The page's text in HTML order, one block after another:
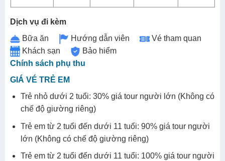
Dịch vụ đi kèm
Bữa ăn
Hướng dẫn viên
Vé tham quan
Khách sạn
Bảo hiểm
Chính sách phụ thu
GIÁ VÉ TRẺ EM
Trẻ nhỏ dưới 2 tuổi: 30% giá tour người lớn (Không có
chế độ giường riêng)
Trẻ em từ 2 tuổi đến dưới 11 tuổi: 90% giá tour người
lớn (Không có chế độ giường riêng)
Trẻ em từ 2 tuổi đến dưới 11 tuổi: 100% giá tour người